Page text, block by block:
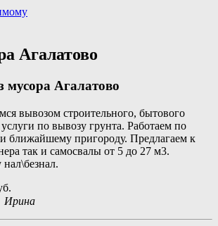
Агалатово
мусора Агалатово
вывозом строительного, бытового
по вывозу грунта. Работаем по
ближайшему пригороду. Предлагаем к
так и самосвалы от 5 до 27 м3.
Ирина